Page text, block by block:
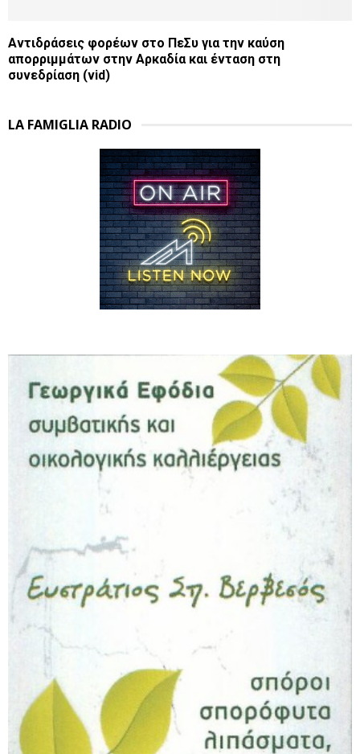
Αντιδράσεις φορέων στο ΠεΣυ για την καύση
απορριμμάτων στην Αρκαδία και ένταση στη
συνεδρίαση (vid)
LA FAMIGLIA RADIO